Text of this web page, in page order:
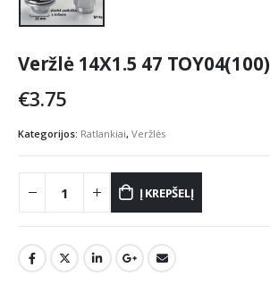
Veržlė 14X1.5 47 TOY04(100)
€3.75
Kategorijos: Ratlankiai, Veržlės
Į KREPŠELĮ